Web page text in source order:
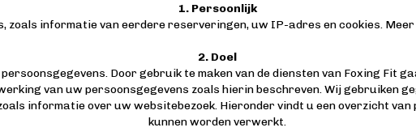
1. Persoonlijk
zoals informatie van eerdere reserveringen, uw IP-adres en cookies.
2. Doel
Door gebruik te maken van de diensten van Foxing Fit
van uw persoonsgegevens zoals hierin beschreven. Wij gebruiken
informatie over uw websitebezoek. Hieronder vindt u een overzicht
kunnen worden verwerkt.